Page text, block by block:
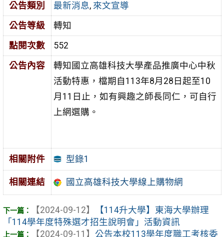
公告類別
最新消息, 來文宣導
公告等級
轉知
點閱次數
552
公告內容
轉知國立高雄科技大學產品推廣中心中秋
活動特惠，檔期自113年8月28日起至10
月11日止，如有興趣之師長同仁，可自行
上網選購。
相關附件 型錄1
相關連結 國立高雄科技大學線上購物網
【2024-09-12】
【114升大學】東海大學辦理
「114學年度特殊選才招生說明會」活動資訊
【2024-09-11】 公告本校113學年度職工考核委